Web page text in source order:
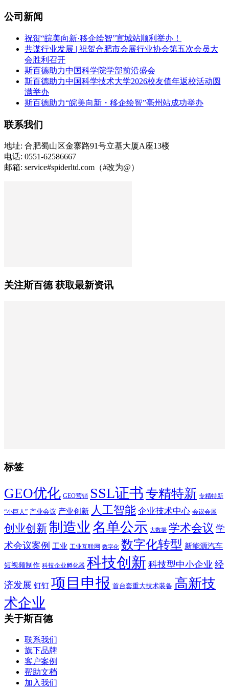
公司新闻
祝贺“皖美向新·移企绘智”宣城站顺利举办！
共谋行业发展 | 祝贺合肥市会展行业协会第五次会员大
会胜利召开
斯百德助力中国科学院学部前沿盛会
斯百德助力中国科学技术大学2026校友值年返校活动圆
满举办
斯百德助力“皖美向新・移企绘智”亳州站成功举办
联系我们
地址: 合肥蜀山区金寨路91号立基大厦A座13楼
电话: 0551-62586667
邮箱: service#spiderltd.com（#改为@）
关注斯百德 获取最新资讯
标签
GEO优化 GEO营销 SSL证书 专精特新 专精特新
“小巨人” 产业会议 产业创新 人工智能 企业技术中心 会议会展
创业创新制造业 名单公示 大数据 学术会议 学
术会议案例 工业 工业互联网 数字化 数字化转型 新能源汽车
短视频制作 科技企业孵化器 科技创新 科技型中小企业 经
济发展 钉钉 项目申报 首台套重大技术装备 高新技
术企业
关于斯百德
联系我们
旗下品牌
客户案例
帮助文档
加入我们